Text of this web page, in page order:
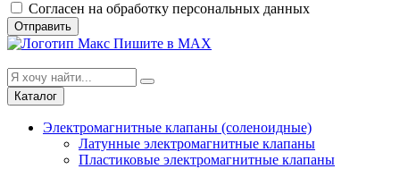
Согласен на обработку персональныx данных
Отправить
Пишите в MAX
Каталог
Электромагнитные клапаны (соленоидные)
Латунные электромагнитные клапаны
Пластиковые электромагнитные клапаны